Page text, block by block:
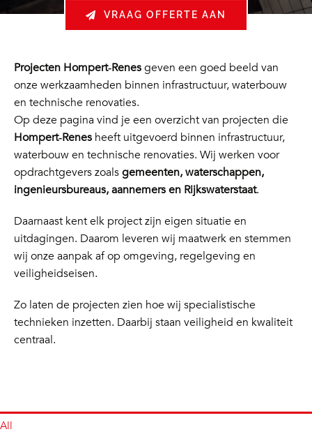
VRAAG OFFERTE AAN
Projecten Hompert‑Renesgeven een goed beeld van
onze werkzaamheden binnen infrastructuur, waterbouw
en technische renovaties.
Op deze pagina vind je een overzicht van projecten die
Hompert‑Renesheeft uitgevoerd binnen infrastructuur,
waterbouw en technische renovaties. Wij werken voor
opdrachtgevers zoalsgemeenten, waterschappen,
ingenieursbureaus, aannemers en Rijkswaterstaat.
Daarnaast kent elk project zijn eigen situatie en
uitdagingen. Daarom leveren wij maatwerk en stemmen
wij onze aanpak af op omgeving, regelgeving en
veiligheidseisen.
Zo laten de projecten zien hoe wij specialistische
technieken inzetten. Daarbij staan veiligheid en kwaliteit
centraal.
All